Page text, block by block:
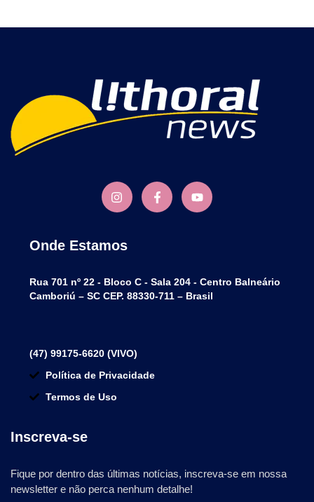
Onde Estamos
Rua 701 nº 22 - Bloco C - Sala 204 - Centro Balneário
Camboriú – SC CEP. 88330-711 – Brasil
(47) 99175-6620 (VIVO)
Política de Privacidade
Termos de Uso
Inscreva-se
Fique por dentro das últimas notícias, inscreva-se em nossa
newsletter e não perca nenhum detalhe!